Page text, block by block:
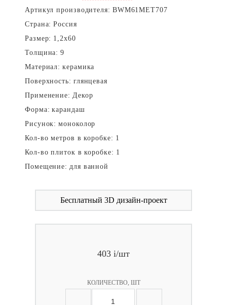
Артикул производителя: BWM61MET707
Страна: Россия
Размер: 1,2x60
Толщина: 9
Материал: керамика
Поверхность: глянцевая
Применение: Декор
Форма: карандаш
Рисунок: моноколор
Кол-во метров в коробке: 1
Кол-во плиток в коробке: 1
Помещение: для ванной
Бесплатный 3D дизайн-проект
403 i/шт
КОЛИЧЕСТВО, ШТ